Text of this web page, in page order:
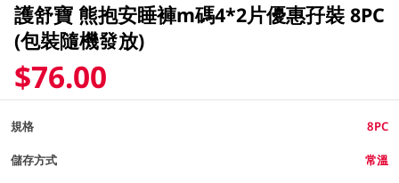
護舒寶 熊抱安睡褲m碼4*2片優惠孖裝 8PC
(包裝隨機發放)
$76.00
規格 8PC
儲存方式 常溫